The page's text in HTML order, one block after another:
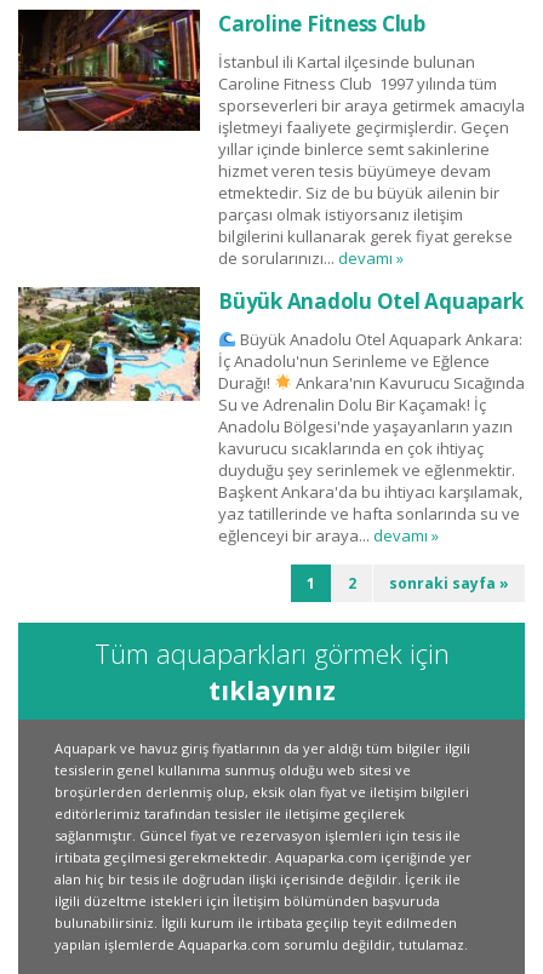
Caroline Fitness Club
İstanbul ili Kartal ilçesinde bulunan
Caroline Fitness Club 1997 yılında tüm
sporseverleri bir araya getirmek amacıyla
işletmeyi faaliyete geçirmişlerdir. Geçen
yıllar içinde binlerce semt sakinlerine
hizmet veren tesis büyümeye devam
etmektedir. Siz de bu büyük ailenin bir
parçası olmak istiyorsanız iletişim
bilgilerini kullanarak gerek fiyat gerekse
de sorularınızı... devamı »
Büyük Anadolu Otel Aquapark
Büyük Anadolu Otel Aquapark Ankara:
İç Anadolu'nun Serinleme ve Eğlence
Durağı!
Ankara'nın Kavurucu Sıcağında
Su ve Adrenalin Dolu Bir Kaçamak! İç
Anadolu Bölgesi'nde yaşayanların yazın
kavurucu sıcaklarında en çok ihtiyaç
duyduğu şey serinlemek ve eğlenmektir.
Başkent Ankara'da bu ihtiyacı karşılamak,
yaz tatillerinde ve hafta sonlarında su ve
eğlenceyi bir araya... devamı »
1 2 sonraki sayfa »
Tüm aquaparkları görmek için
tıklayınız
Aquapark ve havuz giriş fiyatlarının da yer aldığı tüm bilgiler ilgili
tesislerin genel kullanıma sunmuş olduğu web sitesi ve
broşürlerden derlenmiş olup, eksik olan fiyat ve iletişim bilgileri
editörlerimiz tarafından tesisler ile iletişime geçilerek
sağlanmıştır. Güncel fiyat ve rezervasyon işlemleri için tesis ile
irtibata geçilmesi gerekmektedir. Aquaparka.com içeriğinde yer
alan hiç bir tesis ile doğrudan ilişki içerisinde değildir. İçerik ile
ilgili düzeltme istekleri için İletişim bölümünden başvuruda
bulunabilirsiniz. İlgili kurum ile irtibata geçilip teyit edilmeden
yapılan işlemlerde Aquaparka.com sorumlu değildir, tutulamaz.